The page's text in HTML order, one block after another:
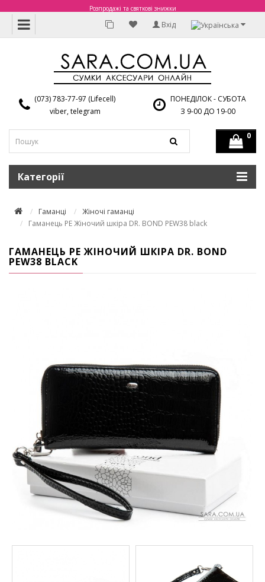
Розпродажі та святкові знижки
Вхід
(073) 783-77-97 (Lifecell)
viber, telegram
ПОНЕДІЛОК - СУБОТА
З 9-00 ДО 19-00
0
Категорії
Гаманці
Жіночі гаманці
Гаманець PE Жіночий шкіра DR. BOND PEW38 black
ГАМАНЕЦЬ PE ЖІНОЧИЙ ШКІРА DR. BOND
PEW38 BLACK